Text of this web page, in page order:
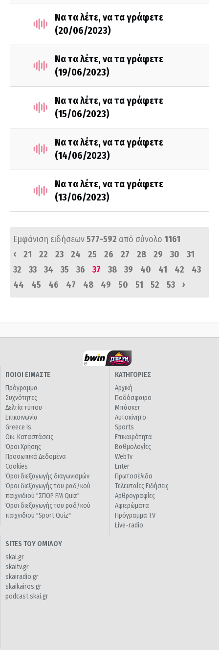
Να τα λέτε, να τα γράφετε
(20/06/2023)
Να τα λέτε, να τα γράφετε
(19/06/2023)
Να τα λέτε, να τα γράφετε
(15/06/2023)
Να τα λέτε, να τα γράφετε
(14/06/2023)
Να τα λέτε, να τα γράφετε
(13/06/2023)
Εμφάνιση ειδήσεων577-592 από σύνολο 1161
‹
21 22 23 24 25 26 27 28 29 30
31
32
33 34 35 36 37 38 39 40 41 42
43
44
45 46 47 48 49 50 51 52 53 ›
ΠΟΙΟΙ ΕΙΜΑΣΤΕ
Πρόγραμμα
Συχνότητες
Δελτία τύπου
Επικοινωνία
Greece Is
Οικ. Καταστάσεις
Όροι Χρήσης
Προσωπικά Δεδομένα
Cookies
Όροι διεξαγωγής διαγωνισμών
Όροι διεξαγωγής του ραδ/κού
παιχνιδιού "ΣΠΟΡ FM Quiz"
Όροι διεξαγωγής του ραδ/κού
παιχνιδιού "Sport Quiz"
ΚΑΤΗΓΟΡΙΕΣ
Αρχική
Ποδόσφαιρο
Μπάσκετ
Αυτοκίνητο
Sports
Επικαιρότητα
Βαθμολογίες
WebTv
Enter
Πρωτοσέλιδα
Τελευταίες Ειδήσεις
Αρθρογραφίες
Αφιερώματα
Πρόγραμμα TV
Live-radio
SITES ΤΟΥ ΟΜΙΛΟΥ
skai.gr
skaitv.gr
skairadio.gr
skaikairos.gr
podcast.skai.gr